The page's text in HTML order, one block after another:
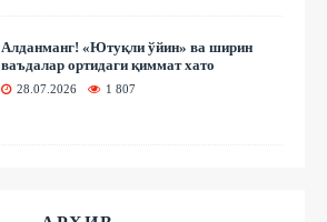
Алданманг! «Ютуқли ўйин» ва ширин
ваъдалар ортидаги қиммат хато
28.07.2026 1 807